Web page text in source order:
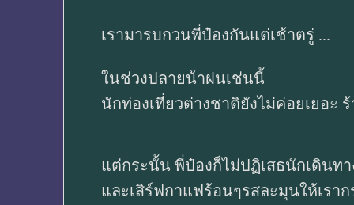
เรามารบกวนพี่ป๋องกันแต่เช้าตรู่ ...
ในช่วงปลายน้าฝนเช่นนี้
นักท่องเที่ยวต่างชาติยังไม่ค่อยเยอะ
แต่กระนั้น พี่ป๋องก็ไม่ปฏิเสธนักเดินทา
และเสิร์ฟกาแฟร้อนๆรสละมุนให้เรา